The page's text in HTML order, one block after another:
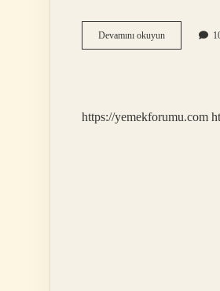
Devamını okuyunİRan
Laik
https://yemekforumu.com